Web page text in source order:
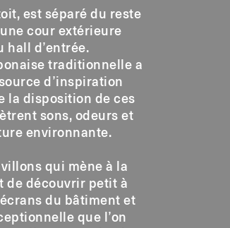
est séparé du reste
cour extérieure
hall d’entrée.
traditionnelle a
d’inspiration
la disposition de ces
sons, odeurs et
environnante.
qui mène à la
de découvrir petit à
du bâtiment et
que l’on